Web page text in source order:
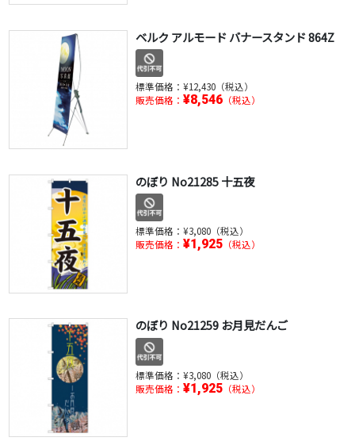
ベルク アルモード バナースタンド 864Z
標準価格： ¥12,430（税込）
販売価格： ¥8,546（税込）
のぼり No21285 十五夜
標準価格： ¥3,080（税込）
販売価格： ¥1,925（税込）
のぼり No21259 お月見だんご
標準価格： ¥3,080（税込）
販売価格： ¥1,925（税込）